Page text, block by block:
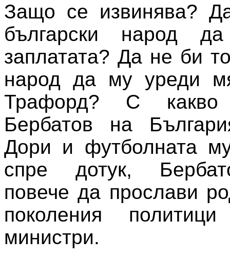
Защо се извинява?
български народ
заплатата? Да не би
народ да му уреди
Трафорд? С
Бербатов на
Дори и футболната
спре дотук,
повече да прослави
поколения
министри.